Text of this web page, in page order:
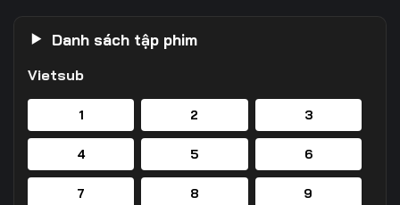
Danh sách tập phim
Vietsub
1 2 3
4 5 6
7 8 9